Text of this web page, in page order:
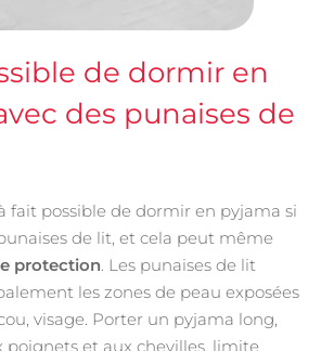
de dormir en
des punaises de
fait possible de dormir en pyjama si
de lit, et cela peut même
protection. Les punaises de lit
les zones de peau exposées
visage. Porter un pyjama long,
poignets et aux chevilles, limite